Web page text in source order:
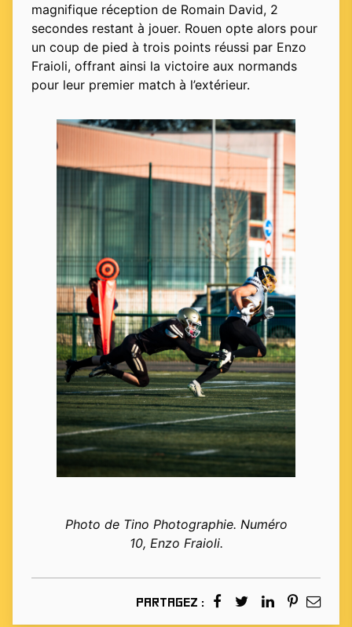
magnifique réception de Romain David, 2
secondes restant à jouer. Rouen opte alors pour
un coup de pied à trois points réussi par Enzo
Fraioli, offrant ainsi la victoire aux normands
pour leur premier match à l’extérieur.
Photo de Tino Photographie. Numéro
10, Enzo Fraioli.
Partagez :